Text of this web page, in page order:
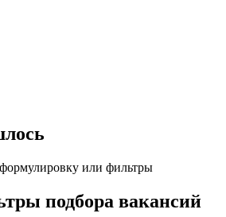
или фильтры
подбора вакансий